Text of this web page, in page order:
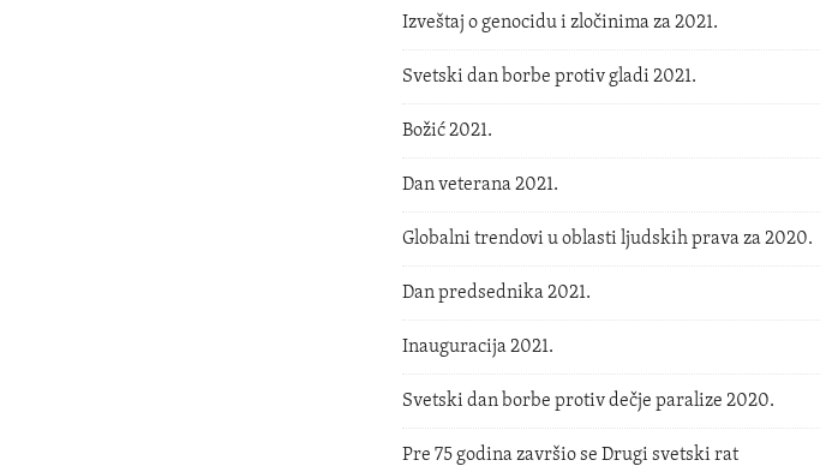
Izveštaj o genocidu i zločinima za 2021.
Svetski dan borbe protiv gladi 2021.
Božić 2021.
Dan veterana 2021.
Globalni trendovi u oblasti ljudskih prava za 2020.
Dan predsednika 2021.
Inauguracija 2021.
Svetski dan borbe protiv dečje paralize 2020.
Pre 75 godina završio se Drugi svetski rat